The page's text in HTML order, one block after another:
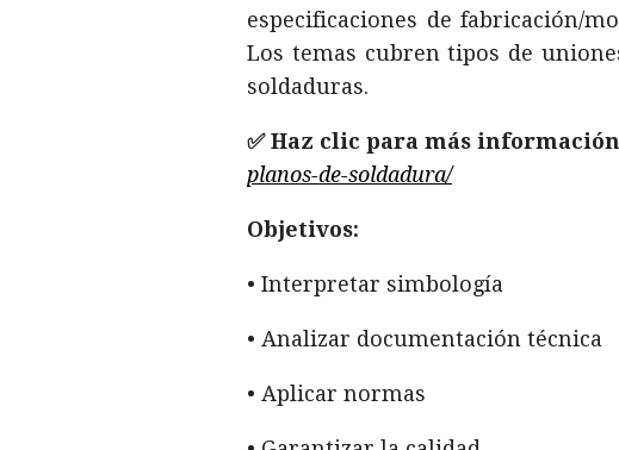
especificaciones de fabricación/
Los temas cubren tipos de
soldaduras.
✅ Haz clic para más
planos-de-soldadura/
Objetivos:
• Interpretar simbología
• Analizar documentación técnica
• Aplicar normas